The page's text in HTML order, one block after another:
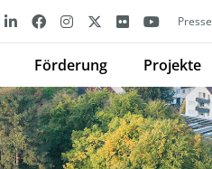
Presse
Förderung Projekte